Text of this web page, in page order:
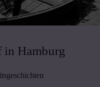
in Hamburg